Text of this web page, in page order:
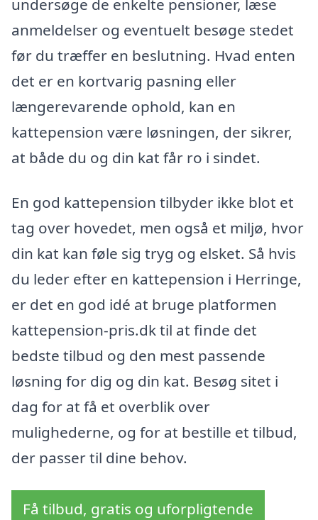
undersøge de enkelte pensioner, læse
anmeldelser og eventuelt besøge stedet
før du træffer en beslutning. Hvad enten
det er en kortvarig pasning eller
længerevarende ophold, kan en
kattepension være løsningen, der sikrer,
at både du og din kat får ro i sindet.
En god kattepension tilbyder ikke blot et
tag over hovedet, men også et miljø, hvor
din kat kan føle sig tryg og elsket. Så hvis
du leder efter en kattepension i Herringe,
er det en god idé at bruge platformen
kattepension-pris.dk til at finde det
bedste tilbud og den mest passende
løsning for dig og din kat. Besøg sitet i
dag for at få et overblik over
mulighederne, og for at bestille et tilbud,
der passer til dine behov.
Få tilbud, gratis og uforpligtende